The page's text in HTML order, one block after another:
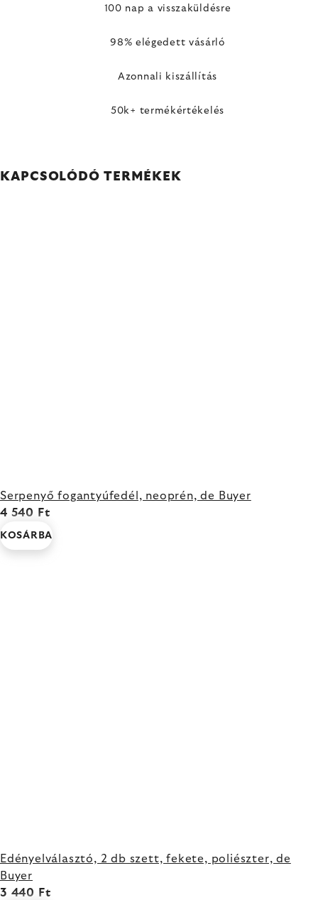
100 nap a visszaküldésre
98% elégedett vásárló
Azonnali kiszállítás
50k+ termékértékelés
KAPCSOLÓDÓ TERMÉKEK
Serpenyő fogantyúfedél, neoprén, de Buyer
4 540 Ft
KOSÁRBA
Edényelválasztó, 2 db szett, fekete, poliészter, de
Buyer
3 440 Ft